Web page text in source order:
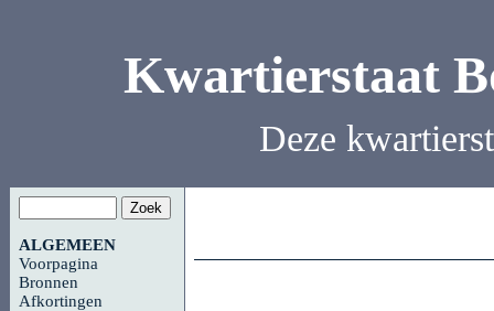
Kwartierstaat
Deze
ALGEMEEN
Voorpagina
Bronnen
Afkortingen